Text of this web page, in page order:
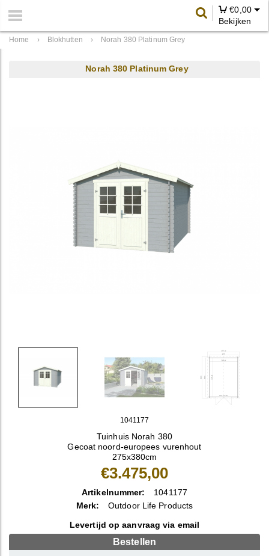
€0,00
Bekijken
Home › Blokhutten › Norah 380 Platinum Grey
Norah 380 Platinum Grey
1041177
Tuinhuis Norah 380
Gecoat noord-europees vurenhout
275x380cm
€3.475,00
Artikelnummer:
1041177
Merk:
Outdoor Life Products
Levertijd op aanvraag via email
Bestellen